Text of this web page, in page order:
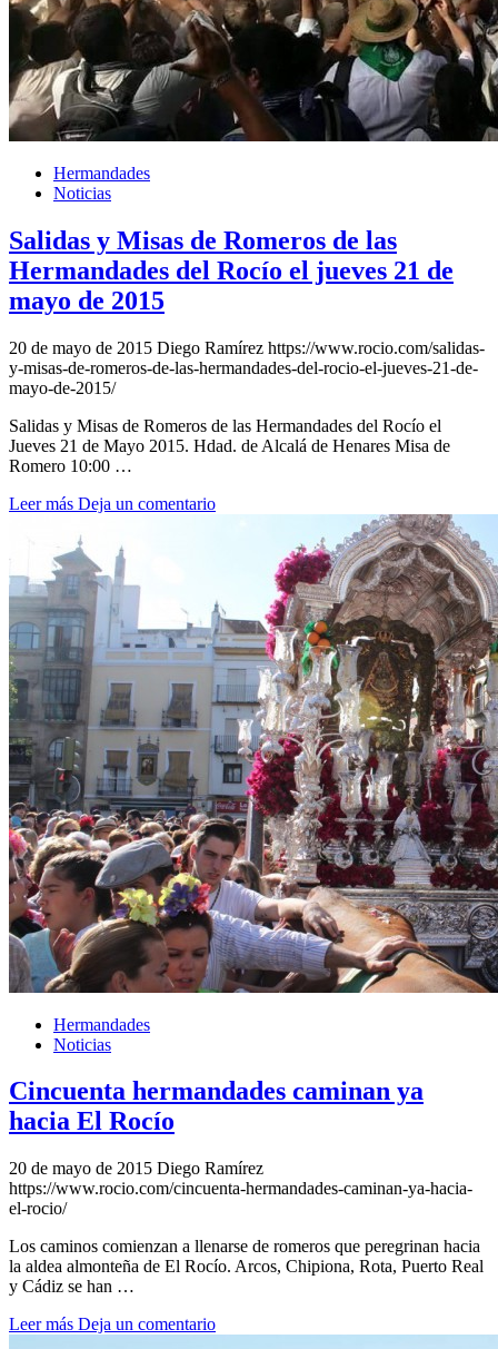
Hermandades
Noticias
Salidas y Misas de Romeros de las
Hermandades del Rocío el jueves 21 de
mayo de 2015
20 de mayo de 2015 Diego Ramírez https://www.rocio.com/salidas-
y-misas-de-romeros-de-las-hermandades-del-rocio-el-jueves-21-de-
mayo-de-2015/
Salidas y Misas de Romeros de las Hermandades del Rocío el
Jueves 21 de Mayo 2015. Hdad. de Alcalá de Henares Misa de
Romero 10:00 …
Leer más Deja un comentario
Hermandades
Noticias
Cincuenta hermandades caminan ya
hacia El Rocío
20 de mayo de 2015 Diego Ramírez
https://www.rocio.com/cincuenta-hermandades-caminan-ya-hacia-
el-rocio/
Los caminos comienzan a llenarse de romeros que peregrinan hacia
la aldea almonteña de El Rocío. Arcos, Chipiona, Rota, Puerto Real
y Cádiz se han …
Leer más Deja un comentario